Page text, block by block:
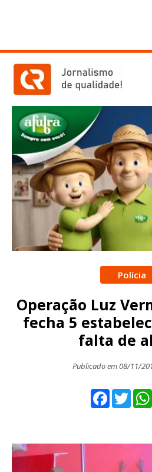
Polícia
Operação Luz
fecha 5
falta de
Publicado em 08/11/
Facebook